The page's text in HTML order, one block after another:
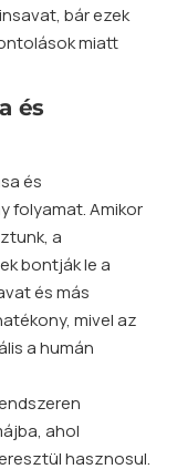
bár ezek
miatt
és
és
folyamat. Amikor
a
bontják le a
és más
mivel az
a humán
ahol
hasznosul.